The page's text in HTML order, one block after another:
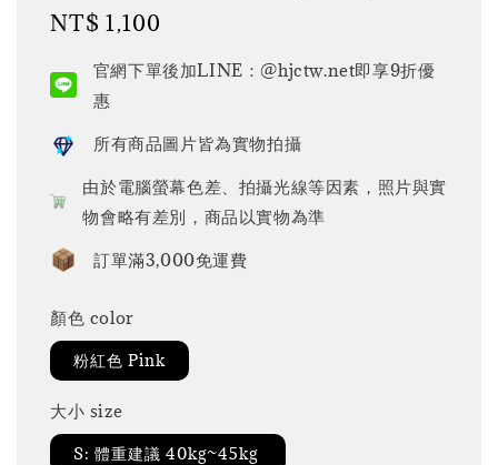
Regular
NT$ 1,100
官網下單後加LINE：@hjctw.net即享9折優
惠
所有商品圖片皆為實物拍攝
由於電腦螢幕色差、拍攝光線等因素，照片與實
物會略有差別，商品以實物為準
訂單滿3,000免運費
顏色 color
粉紅色 Pink
大小 size
S: 體重建議 40kg~45kg